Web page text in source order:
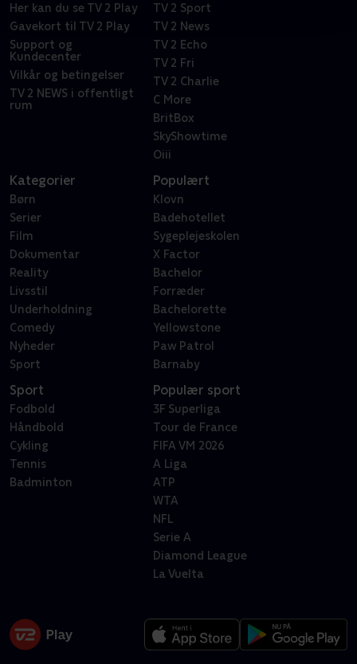
Her kan du se TV 2 Play
Gavekort til TV 2 Play
Support og
Kundecenter
Vilkår og betingelser
TV 2 NEWS i offentligt
rum
TV 2 Sport
TV 2 News
TV 2 Echo
TV 2 Fri
TV 2 Charlie
C More
BritBox
SkyShowtime
Oiii
Kategorier
Børn
Serier
Film
Dokumentar
Reality
Livsstil
Underholdning
Comedy
Nyheder
Sport
Populært
Klovn
Badehotellet
Sygeplejeskolen
X Factor
Bachelor
Forræder
Bachelorette
Yellowstone
Paw Patrol
Barnaby
Sport
Fodbold
Håndbold
Cykling
Tennis
Badminton
Populær sport
3F Superliga
Tour de France
FIFA VM 2026
A Liga
ATP
WTA
NFL
Serie A
Diamond League
La Vuelta